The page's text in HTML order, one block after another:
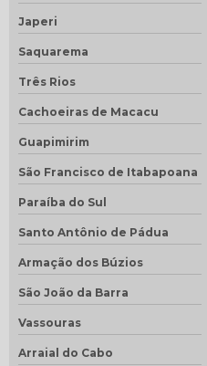
Japeri
Saquarema
Três Rios
Cachoeiras de Macacu
Guapimirim
São Francisco de Itabapoana
Paraíba do Sul
Santo Antônio de Pádua
Armação dos Búzios
São João da Barra
Vassouras
Arraial do Cabo